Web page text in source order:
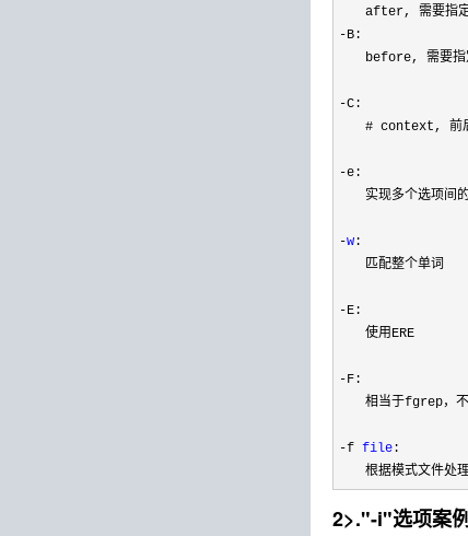
-B:
before, 需要指定
-C:
# context, 前后
-e:
实现多个选项间
-w :
匹配整个单词
-E:
使用ERE
-F:
相当于fgrep，不
-f file :
根据模式文件处
2>."-i"选项案